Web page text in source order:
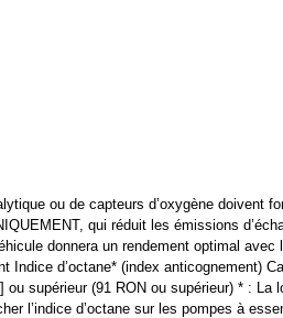
ou de capteurs d’oxygène doivent
qui réduit les émissions
donnera un rendement optimal avec
Indice d’octane* (index anticognement)
supérieur (91 RON ou supérieur) * : La
l’indice d’octane sur les pompes à